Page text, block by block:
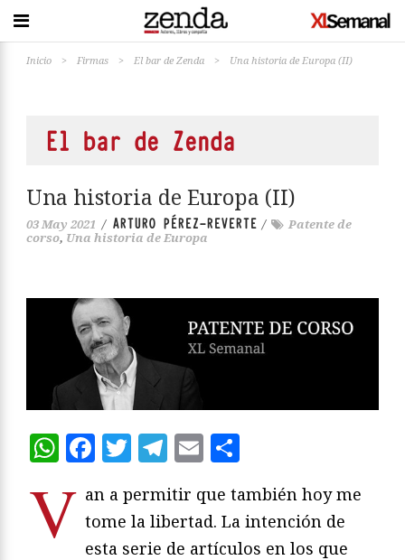
Inicio > Firmas > El bar de Zenda > Una historia de Europa (II)
El bar de Zenda
Una historia de Europa (II)
03 May 2021 / ARTURO PÉREZ-REVERTE /
Patente de
corso, Una historia de Europa
WhatsApp
Facebook
Twitter
Telegram
Email
V an a permitir que también hoy me
tome la libertad. La intención de
esta serie de artículos en los que